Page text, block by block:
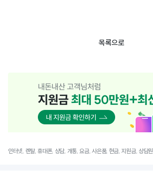
목록으로
인터넷, 렌탈, 휴대폰, 상담, 개통, 요금, 사은품, 현금, 지원금, 상담원